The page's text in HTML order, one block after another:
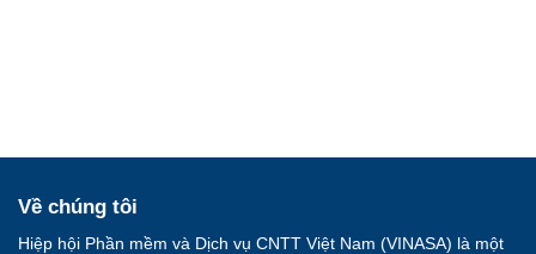
Về chúng tôi
Hiệp hội Phần mềm và Dịch vụ CNTT Việt Nam (VINASA) là một